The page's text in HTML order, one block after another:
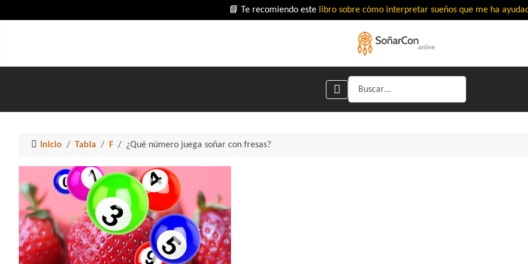
📘 Te recomiendo este libro sobre cómo interpretar sueños que me ha
Buscar
Inicio Tabla F ¿Qué número juega soñar con fresas?